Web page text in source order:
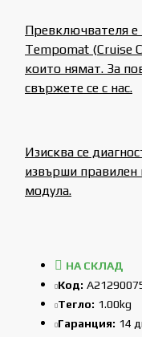
Превключвателя е
Tempomat (Cruise
които нямат. За
свържете се с нас.
Изисква се
извърши
модула.
НА СКЛАД
Код:
Тегло: 1.00kg
Гаранция: 14